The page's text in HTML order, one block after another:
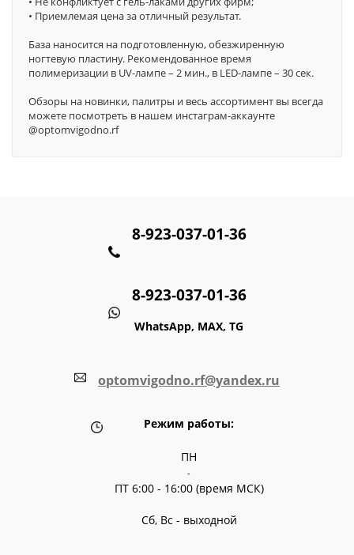
• Приемлемая цена за отличный результат.
База наносится на подготовленную, обезжиренную
ногтевую пластину. Рекомендованное время
полимеризации в UV-лампе – 2 мин., в LED-лампе – 30 сек.
Обзоры на новинки, палитры и весь ассортимент вы всегда
можете посмотреть в нашем инстаграм-аккаунте
@optomvigodno.rf
8-923-037-01-36
8-923-037-01-36
WhatsApp, MAX, TG
optomvigodno.rf@yandex.ru
Режим работы:
ПН
-
ПТ 6:00 - 16:00 (время МСК)
Сб, Вс - выходной